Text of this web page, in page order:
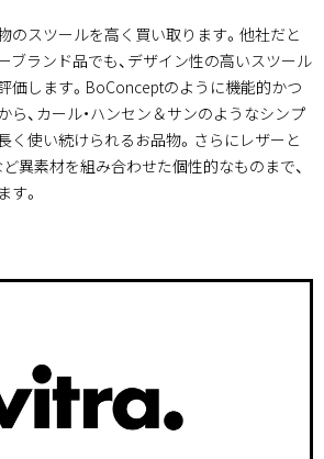
のスツールを高く買い取ります。他社だと
ブランド品でも、デザイン性の高いスツール
価します。BoConceptのように機能的かつ
ら、カール・ハンセン＆サンのようなシンプ
く使い続けられるお品物。さらにレザーと
異素材を組み合わせた個性的なものまで、
。